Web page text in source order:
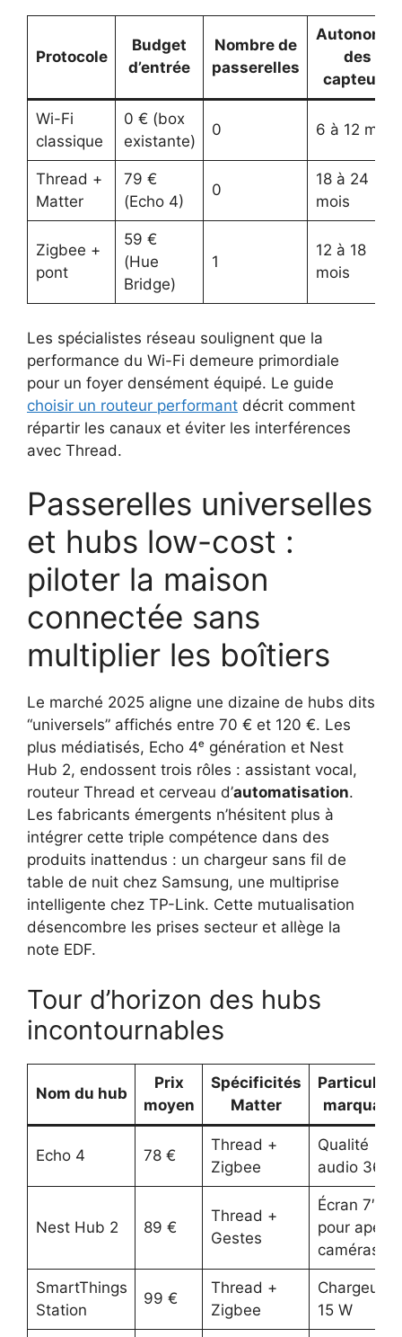
Protocole
Budget
d’entrée
Nombre de
passerelles
Autonomie
des
capteurs
Wi-Fi
classique
0 € (box
existante)
0 6 à 12 mois
Thread +
Matter
79 €
(Echo 4)
0
18 à 24
mois
Zigbee +
pont
59 €
(Hue
Bridge)
1
12 à 18
mois
Les spécialistes réseau soulignent que la
performance du Wi-Fi demeure primordiale
pour un foyer densément équipé. Le guide
choisir un routeur performant décrit comment
répartir les canaux et éviter les interférences
avec Thread.
Passerelles universelles
et hubs low-cost :
piloter la maison
connectée sans
multiplier les boîtiers
Le marché 2025 aligne une dizaine de hubs dits
“universels” affichés entre 70 € et 120 €. Les
plus médiatisés, Echo 4ᵉ génération et Nest
Hub 2, endossent trois rôles : assistant vocal,
routeur Thread et cerveau d’automatisation.
Les fabricants émergents n’hésitent plus à
intégrer cette triple compétence dans des
produits inattendus : un chargeur sans fil de
table de nuit chez Samsung, une multiprise
intelligente chez TP-Link. Cette mutualisation
désencombre les prises secteur et allège la
note EDF.
Tour d’horizon des hubs
incontournables
Nom du hub
Prix
moyen
Spécificités
Matter
Echo 4 78 €
Thread +
Zigbee
Qualité
audio 360°
Nest Hub 2 89 €
Thread +
Gestes
Écran 7″
pour
caméras
SmartThings
Station
99 €
Thread +
Zigbee
Chargeur
15 W